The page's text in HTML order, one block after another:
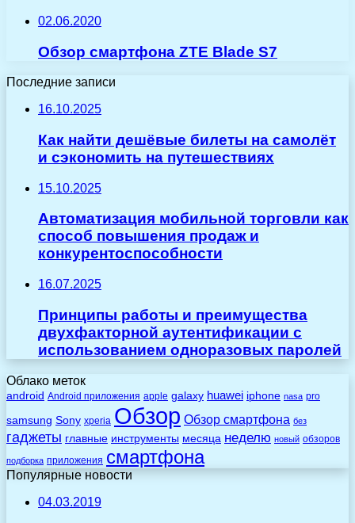
02.06.2020
Обзор смартфона ZTE Blade S7
Последние записи
16.10.2025
Как найти дешёвые билеты на самолёт
и сэкономить на путешествиях
15.10.2025
Автоматизация мобильной торговли как
способ повышения продаж и
конкурентоспособности
16.07.2025
Принципы работы и преимущества
двухфакторной аутентификации с
использованием одноразовых паролей
Облако меток
android Android приложения apple galaxy huawei iphone nasa pro
samsung Sony xperia Обзор Обзор смартфона без
гаджеты главные инструменты месяца неделю новый обзоров
подборка приложения смартфона
Популярные новости
04.03.2019